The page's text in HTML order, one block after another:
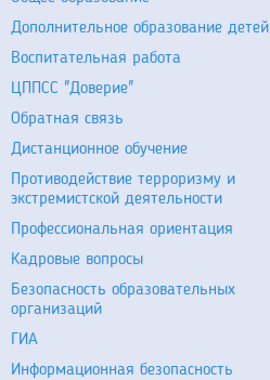
Дополнительное образование детей
Воспитательная работа
ЦППСС "Доверие"
Обратная связь
Дистанционное обучение
Противодействие терроризму и
экстремистской деятельности
Профессиональная ориентация
Кадровые вопросы
Безопасность образовательных
организаций
ГИА
Информационная безопасность